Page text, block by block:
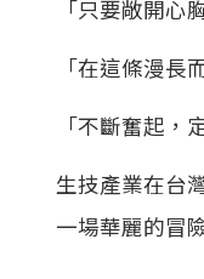
「只要敞開心
「在這條漫長
「不斷奮起，
生技產業在台
一場華麗的冒